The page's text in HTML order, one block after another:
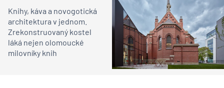
Knihy, káva a novogotická
architektura v jednom.
Zrekonstruovaný kostel
láká nejen olomoucké
milovníky knih